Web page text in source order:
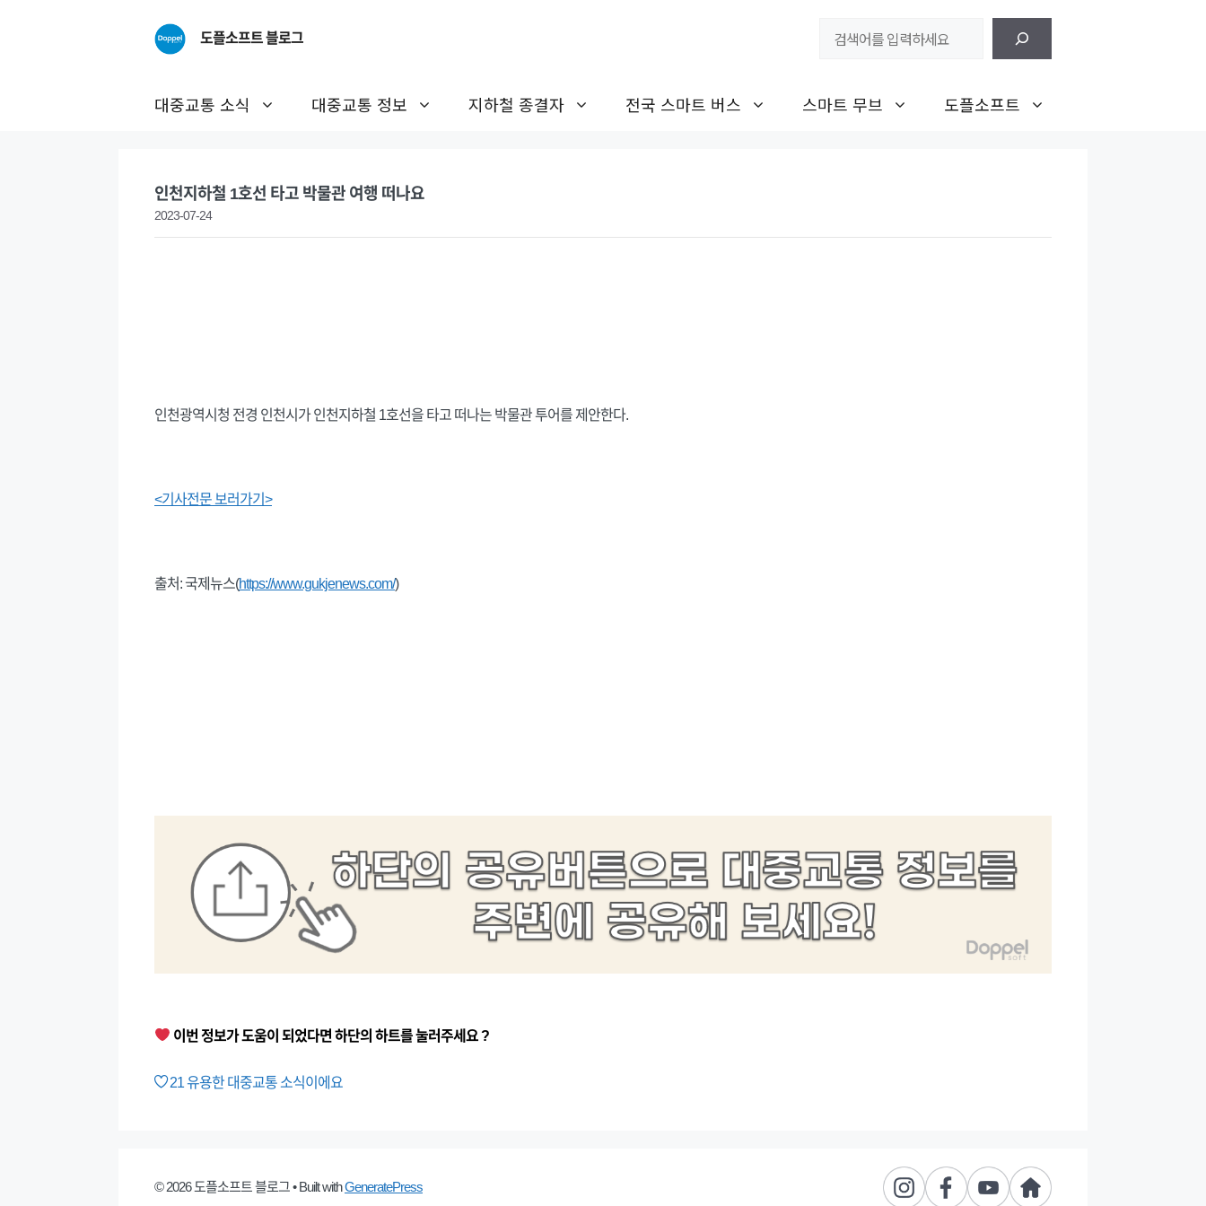
도플소프트 블로그
대중교통 소식 대중교통 정보 지하철 종결자 전국 스마트 버스 스마트 무브 도플소프트
인천지하철 1호선 타고 박물관 여행 떠나요
2023-07-24
인천광역시청 전경 인천시가 인천지하철 1호선을 타고 떠나는 박물관 투어를 제안한다.
<기사전문 보러가기>
출처: 국제뉴스(https://www.gukjenews.com/)
이번 정보가 도움이 되었다면 하단의 하트를 눌러주세요 ?
21유용한 대중교통 소식이에요
© 2026 도플소프트 블로그• Built withGeneratePress